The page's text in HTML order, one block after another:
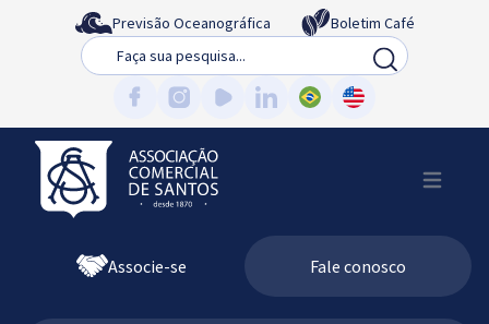
Previsão Oceanográfica
Boletim Café
Busca
Associe-se Fale conosco